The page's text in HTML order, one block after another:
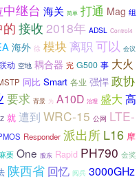
继台 海关 简单 打通 Mag 组
的 接收 2018年 ADSL Control4
海外 徐 模块离职 可以 会议
动 空地 耦合器 完 G500 事 大火
同比 Smart 各业 强悍 政协
要求 背景 为 A10D 治理 盛大 高
就 遭到 WRC-15 公网 LTE-
Responder 派出所 L16 摩
麻栗 One 股东 Rapid PH790 金奖
陕西省 回忆 阅兵 3000GHz